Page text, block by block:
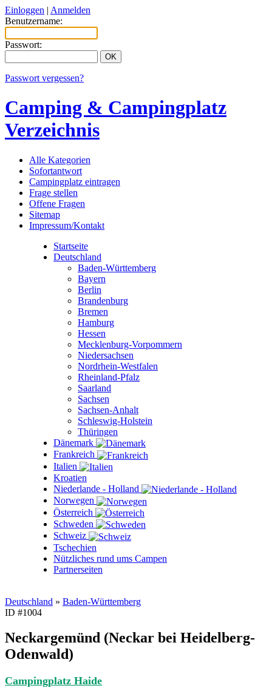
Einloggen | Anmelden
Benutzername:
Passwort:
Passwort vergessen?
Camping & Campingplatz
Verzeichnis
Alle Kategorien
Sofortantwort
Campingplatz eintragen
Frage stellen
Offene Fragen
Sitemap
Impressum/Kontakt
Startseite
Deutschland
Baden-Württemberg
Bayern
Berlin
Brandenburg
Bremen
Hamburg
Hessen
Mecklenburg-Vorpommern
Niedersachsen
Nordrhein-Westfalen
Rheinland-Pfalz
Saarland
Sachsen
Sachsen-Anhalt
Schleswig-Holstein
Thüringen
Dänemark
Frankreich
Italien
Kroatien
Niederlande - Holland
Norwegen
Österreich
Schweden
Schweiz
Tschechien
Nützliches rund ums Campen
Partnerseiten
Deutschland » Baden-Württemberg
ID #1004
Neckargemünd (Neckar bei Heidelberg-
Odenwald)
Campingplatz Haide